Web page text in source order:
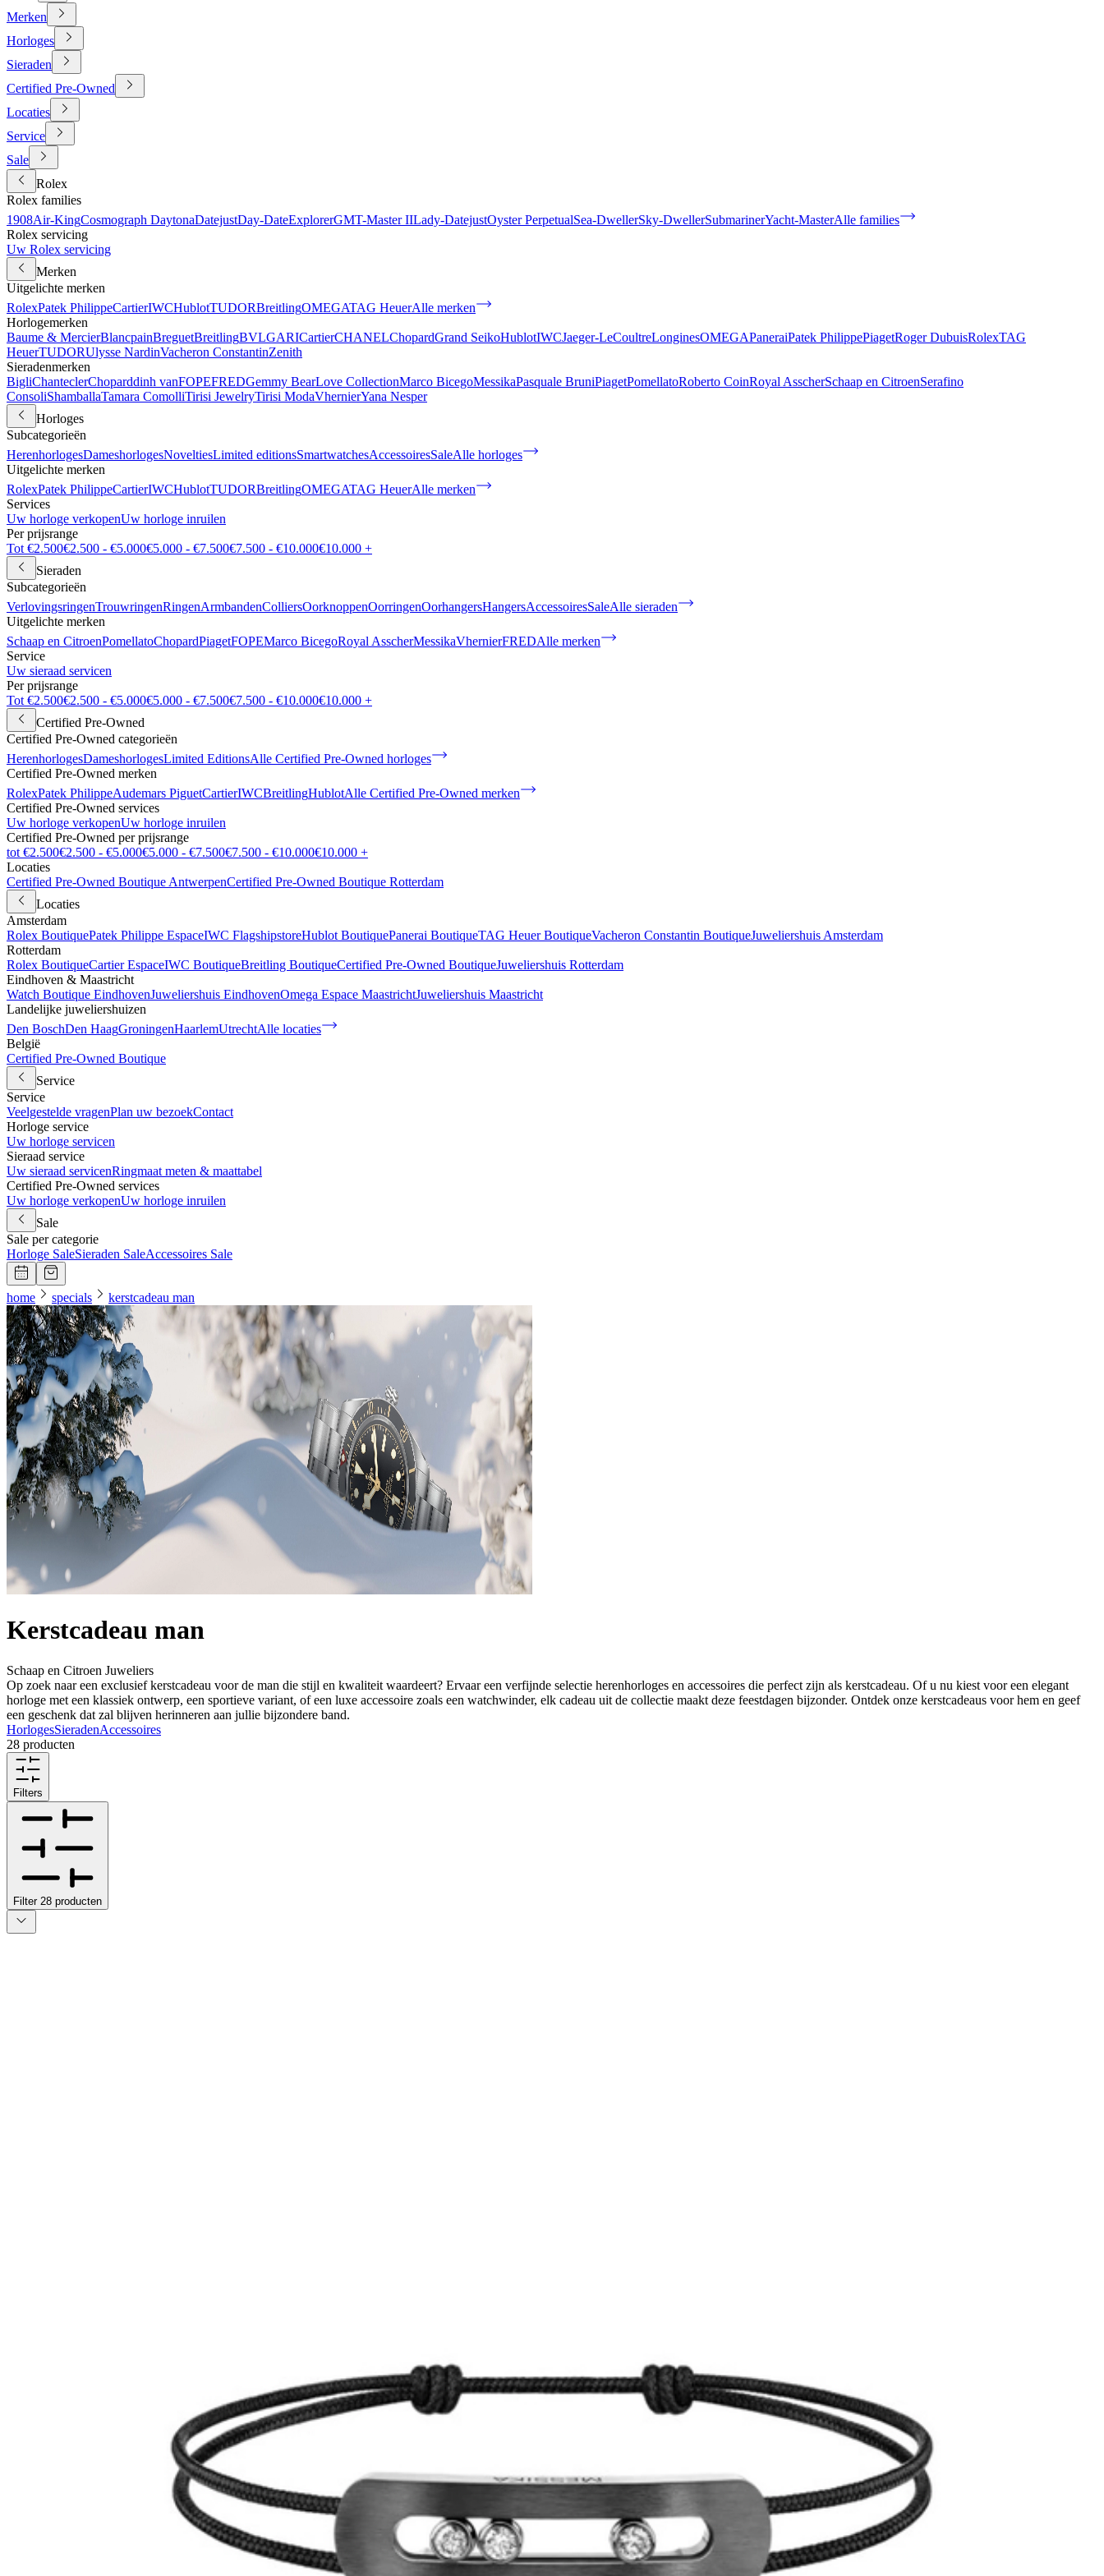
Merken
Horloges
Sieraden
Certified Pre-Owned
Locaties
Service
Sale
Rolex
Rolex families
1908Air-KingCosmograph DaytonaDatejustDay-DateExplorerGMT-Master IILady-DatejustOyster PerpetualSea-DwellerSky-DwellerSubmarinerYacht-MasterAlle families
Rolex servicing
Uw Rolex servicing
Merken
Uitgelichte merken
RolexPatek PhilippeCartierIWCHublotTUDORBreitlingOMEGATAG HeuerAlle merken
Horlogemerken
Baume & MercierBlancpainBreguetBreitlingBVLGARICartierCHANELChopardGrand SeikoHublotIWCJaeger-LeCoultreLonginesOMEGAPaneraiPatek PhilippePiagetRoger DubuisRolexTAG
HeuerTUDORUlysse NardinVacheron ConstantinZenith
Sieradenmerken
BigliChanteclerChoparddinh vanFOPEFREDGemmy BearLove CollectionMarco BicegoMessikaPasquale BruniPiagetPomellatoRoberto CoinRoyal AsscherSchaap en CitroenSerafino
ConsoliShamballaTamara ComolliTirisi JewelryTirisi ModaVhernierYana Nesper
Horloges
Subcategorieën
HerenhorlogesDameshorlogesNoveltiesLimited editionsSmartwatchesAccessoiresSaleAlle horloges
Uitgelichte merken
RolexPatek PhilippeCartierIWCHublotTUDORBreitlingOMEGATAG HeuerAlle merken
Services
Uw horloge verkopenUw horloge inruilen
Per prijsrange
Tot €2.500€2.500 - €5.000€5.000 - €7.500€7.500 - €10.000€10.000 +
Sieraden
Subcategorieën
VerlovingsringenTrouwringenRingenArmbandenColliersOorknoppenOorringenOorhangersHangersAccessoiresSaleAlle sieraden
Uitgelichte merken
Schaap en CitroenPomellatoChopardPiagetFOPEMarco BicegoRoyal AsscherMessikaVhernierFREDAlle merken
Service
Uw sieraad servicen
Per prijsrange
Tot €2.500€2.500 - €5.000€5.000 - €7.500€7.500 - €10.000€10.000 +
Certified Pre-Owned
Certified Pre-Owned categorieën
HerenhorlogesDameshorlogesLimited EditionsAlle Certified Pre-Owned horloges
Certified Pre-Owned merken
RolexPatek PhilippeAudemars PiguetCartierIWCBreitlingHublotAlle Certified Pre-Owned merken
Certified Pre-Owned services
Uw horloge verkopenUw horloge inruilen
Certified Pre-Owned per prijsrange
tot €2.500€2.500 - €5.000€5.000 - €7.500€7.500 - €10.000€10.000 +
Locaties
Certified Pre-Owned Boutique AntwerpenCertified Pre-Owned Boutique Rotterdam
Locaties
Amsterdam
Rolex BoutiquePatek Philippe EspaceIWC FlagshipstoreHublot BoutiquePanerai BoutiqueTAG Heuer BoutiqueVacheron Constantin BoutiqueJuweliershuis Amsterdam
Rotterdam
Rolex BoutiqueCartier EspaceIWC BoutiqueBreitling BoutiqueCertified Pre-Owned BoutiqueJuweliershuis Rotterdam
Eindhoven & Maastricht
Watch Boutique EindhovenJuweliershuis EindhovenOmega Espace MaastrichtJuweliershuis Maastricht
Landelijke juweliershuizen
Den BoschDen HaagGroningenHaarlemUtrechtAlle locaties
België
Certified Pre-Owned Boutique
Service
Service
Veelgestelde vragenPlan uw bezoekContact
Horloge service
Uw horloge servicen
Sieraad service
Uw sieraad servicenRingmaat meten & maattabel
Certified Pre-Owned services
Uw horloge verkopenUw horloge inruilen
Sale
Sale per categorie
Horloge SaleSieraden SaleAccessoires Sale
home specials kerstcadeau man
Kerstcadeau man
Schaap en Citroen Juweliers
Op zoek naar een exclusief kerstcadeau voor de man die stijl en kwaliteit waardeert? Ervaar een verfijnde selectie herenhorloges en accessoires die perfect zijn als kerstcadeau. Of u nu kiest voor een elegant
horloge met een klassiek ontwerp, een sportieve variant, of een luxe accessoire zoals een watchwinder, elk cadeau uit de collectie maakt deze feestdagen bijzonder. Ontdek onze kerstcadeaus voor hem en geef
een geschenk dat zal blijven herinneren aan jullie bijzondere band.
HorlogesSieradenAccessoires
28 producten
Filters
Filter 28 producten